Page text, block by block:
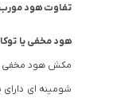
تفاوت هود
هود مخفی یا
مکش هود
شومینه ای